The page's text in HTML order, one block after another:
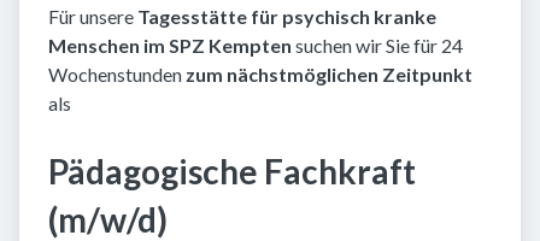
Für unsere Tagesstätte für psychisch kranke
Menschen im SPZ Kempten suchen wir Sie für 24
Wochenstunden zum nächstmöglichen Zeitpunkt
als
Pädagogische Fachkraft
(m/w/d)